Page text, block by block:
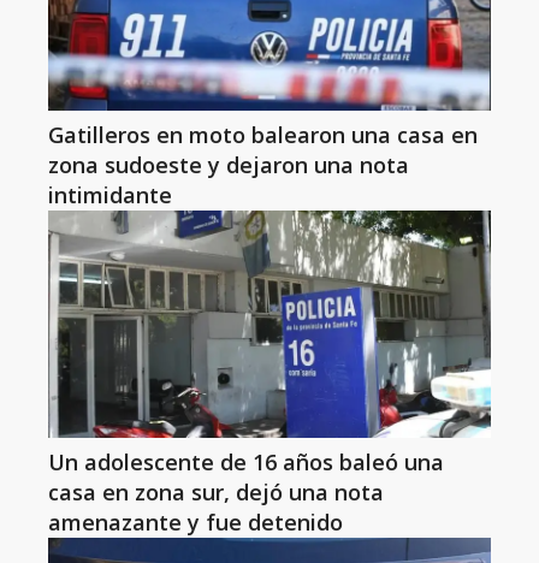
Gatilleros en moto balearon una casa en
zona sudoeste y dejaron una nota
intimidante
Un adolescente de 16 años baleó una
casa en zona sur, dejó una nota
amenazante y fue detenido